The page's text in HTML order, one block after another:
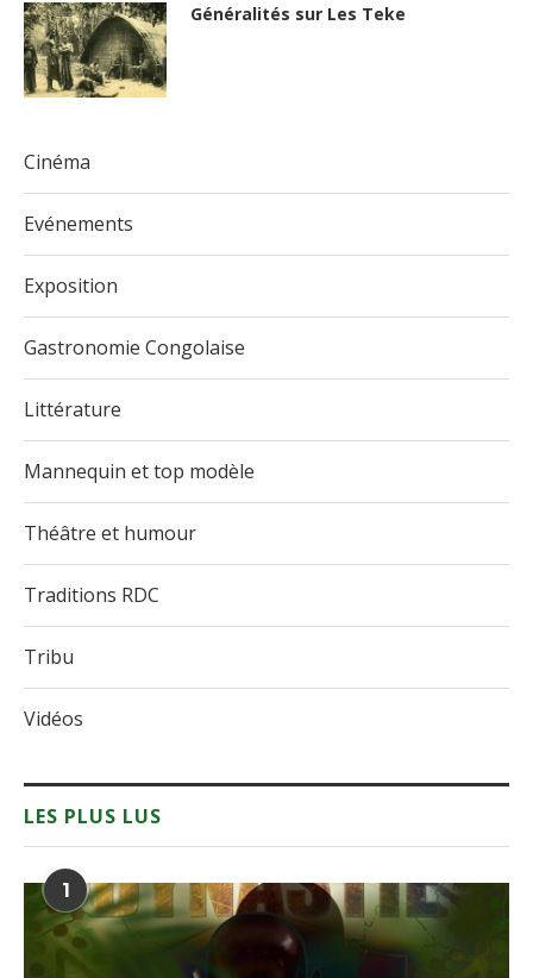
Généralités sur Les Teke
Cinéma
Evénements
Exposition
Gastronomie Congolaise
Littérature
Mannequin et top modèle
Théâtre et humour
Traditions RDC
Tribu
Vidéos
LES PLUS LUS
1